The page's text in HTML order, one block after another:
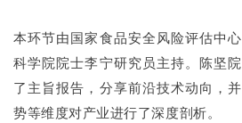
本环节由国家食品安全风险评估中
科学院院士李宁研究员主持。陈坚
了主旨报告，分享前沿技术动向，
势等维度对产业进行了深度剖析。